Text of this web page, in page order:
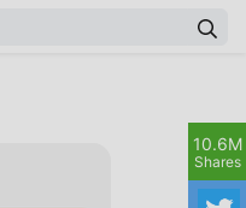
10.6M
Shares